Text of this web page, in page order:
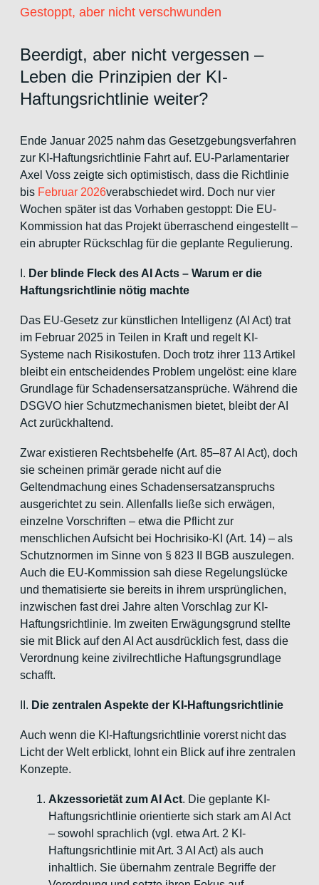
Gestoppt, aber nicht verschwunden
Beerdigt, aber nicht vergessen –
Leben die Prinzipien der KI-
Haftungsrichtlinie weiter?
Ende Januar 2025 nahm das Gesetzgebungsverfahren
zur KI-Haftungsrichtlinie Fahrt auf. EU-Parlamentarier
Axel Voss zeigte sich optimistisch, dass die Richtlinie
bis Februar 2026verabschiedet wird. Doch nur vier
Wochen später ist das Vorhaben gestoppt: Die EU-
Kommission hat das Projekt überraschend eingestellt –
ein abrupter Rückschlag für die geplante Regulierung.
I. Der blinde Fleck des AI Acts – Warum er die
Haftungsrichtlinie nötig machte
Das EU-Gesetz zur künstlichen Intelligenz (AI Act) trat
im Februar 2025 in Teilen in Kraft und regelt KI-
Systeme nach Risikostufen. Doch trotz ihrer 113 Artikel
bleibt ein entscheidendes Problem ungelöst: eine klare
Grundlage für Schadensersatzansprüche. Während die
DSGVO hier Schutzmechanismen bietet, bleibt der AI
Act zurückhaltend.
Zwar existieren Rechtsbehelfe (Art. 85–87 AI Act), doch
sie scheinen primär gerade nicht auf die
Geltendmachung eines Schadensersatzanspruchs
ausgerichtet zu sein. Allenfalls ließe sich erwägen,
einzelne Vorschriften – etwa die Pflicht zur
menschlichen Aufsicht bei Hochrisiko-KI (Art. 14) – als
Schutznormen im Sinne von § 823 II BGB auszulegen.
Auch die EU-Kommission sah diese Regelungslücke
und thematisierte sie bereits in ihrem ursprünglichen,
inzwischen fast drei Jahre alten Vorschlag zur KI-
Haftungsrichtlinie. Im zweiten Erwägungsgrund stellte
sie mit Blick auf den AI Act ausdrücklich fest, dass die
Verordnung keine zivilrechtliche Haftungsgrundlage
schafft.
II. Die zentralen Aspekte der KI-Haftungsrichtlinie
Auch wenn die KI-Haftungsrichtlinie vorerst nicht das
Licht der Welt erblickt, lohnt ein Blick auf ihre zentralen
Konzepte.
Akzessorietät zum AI Act. Die geplante KI-
Haftungsrichtlinie orientierte sich stark am AI Act
– sowohl sprachlich (vgl. etwa Art. 2 KI-
Haftungsrichtlinie mit Art. 3 AI Act) als auch
inhaltlich. Sie übernahm zentrale Begriffe der